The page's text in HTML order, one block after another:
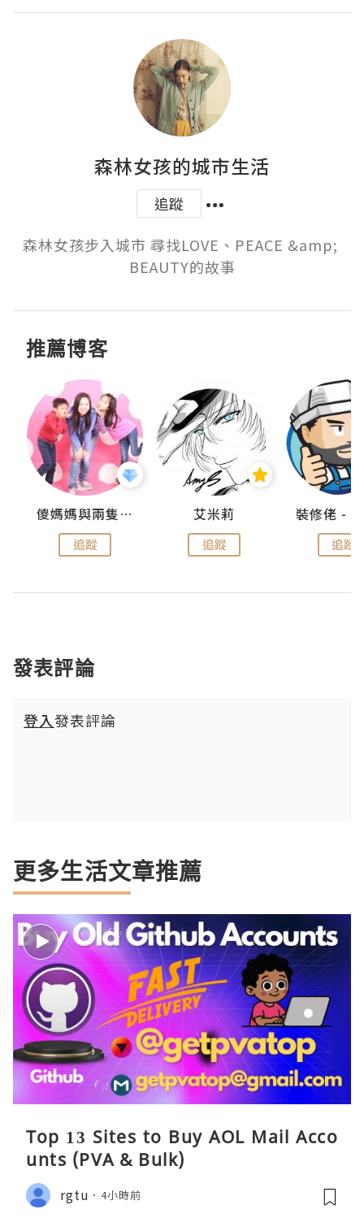
森林女孩的城市生活
追蹤
森林女孩步入城市 尋找LOVE、PEACE &amp;
BEAUTY的故事
推薦博客
儍媽媽與兩隻小魔怪之家
追蹤
艾米莉
追蹤 追蹤
發表評論
登入發表評論
更多生活文章推薦
Top 13 Sites to Buy AOL Mail Acco
unts (PVA & Bulk)
rgtu 4小時前